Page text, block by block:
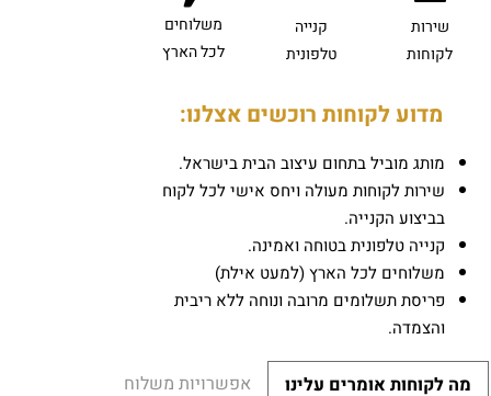
שירות
לקוחות
קנייה
טלפונית
משלוחים
לכל הארץ
מדוע לקוחות רוכשים אצלנו:
מותג מוביל בתחום עיצוב הבית בישראל.
שירות לקוחות מעולה ויחס אישי לכל לקוח
בביצוע הקנייה.
קנייה טלפונית בטוחה ואמינה.
משלוחים לכל הארץ (למעט אילת)
פריסת תשלומים מרובה ונוחה ללא ריבית
והצמדה.
מה לקוחות אומרים עלינו
אפשרויות משלוח